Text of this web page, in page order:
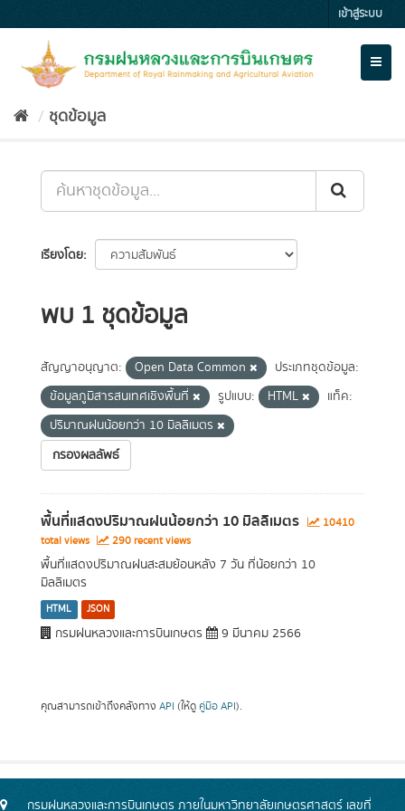
to
เข้าสู่ระบบ
ชุดข้อมูล
เรียงโดย
พบ 1 ชุดข้อมูล
สัญญาอนุญาต: Open Data Common
ประเภทชุดข้อมูล:
ข้อมูลภูมิสารสนเทศเชิงพื้นที่
รูปแบบ: HTML
แท็ค:
ปริมาณฝนน้อยกว่า 10 มิลลิเมตร
กรองผลลัพธ์
พื้นที่แสดงปริมาณฝนน้อยกว่า 10 มิลลิเมตร
10410
total views
290 recent views
พื้นที่แสดงปริมาณฝนสะสมย้อนหลัง 7 วัน ที่น้อยกว่า 10
มิลลิเมตร
HTML JSON
กรมฝนหลวงและการบินเกษตร 9 มีนาคม 2566
คุณสามารถเข้าถึงคลังทาง API (ให้ดู คู่มือ API).
กรมฝนหลวงและการบินเกษตร ภายในมหาวิทยาลัยเกษตรศาสตร์ เลขที่